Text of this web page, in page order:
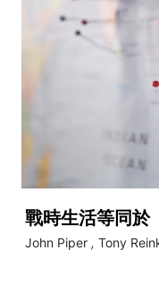
戰時生活等同於
John Piper , Tony